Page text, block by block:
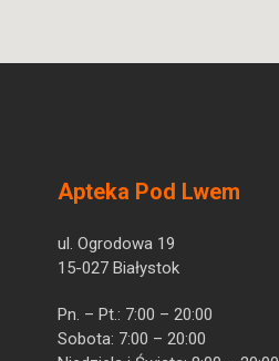
Apteka Pod Lwem
ul. Ogrodowa 19
15-027 Białystok
Pn. – Pt.: 7:00 – 20:00
Sobota: 7:00 – 20:00